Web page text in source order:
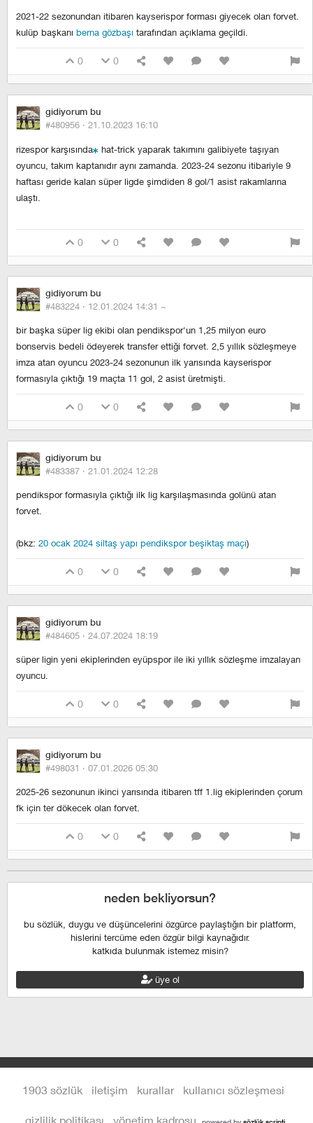
2021-22 sezonundan itibaren kayserispor forması giyecek olan forvet.
kulüp başkanı berna gözbaşı tarafından açıklama geçildi.
0 0
gidiyorum bu
#480956 · 21.10.2023 16:10
rizespor karşısında
hat-trick yaparak takımını galibiyete taşıyan
oyuncu, takım kaptanıdır aynı zamanda. 2023-24 sezonu itibariyle 9
haftası geride kalan süper ligde şimdiden 8 gol/1 asist rakamlarına
ulaştı.
0 0
gidiyorum bu
#483224 · 12.01.2024 14:31 ~
bir başka süper lig ekibi olan pendikspor'un 1,25 milyon euro
bonservis bedeli ödeyerek transfer ettiği forvet. 2,5 yıllık sözleşmeye
imza atan oyuncu 2023-24 sezonunun ilk yarısında kayserispor
formasıyla çıktığı 19 maçta 11 gol, 2 asist üretmişti.
0 0
gidiyorum bu
#483387 · 21.01.2024 12:28
pendikspor formasıyla çıktığı ilk lig karşılaşmasında golünü atan
forvet.
(bkz: 20 ocak 2024 siltaş yapı pendikspor beşiktaş maçı)
0 0
gidiyorum bu
#484605 · 24.07.2024 18:19
süper ligin yeni ekiplerinden eyüpspor ile iki yıllık sözleşme imzalayan
oyuncu.
0 0
gidiyorum bu
#498031 · 07.01.2026 05:30
2025-26 sezonunun ikinci yarısında itibaren tff 1.lig ekiplerinden çorum
fk için ter dökecek olan forvet.
0 0
neden bekliyorsun?
bu sözlük, duygu ve düşüncelerini özgürce paylaştığın bir platform,
hislerini tercüme eden özgür bilgi kaynağıdır.
katkıda bulunmak istemez misin?
üye ol
1903 sözlük iletişim kurallar kullanıcı sözleşmesi
gizlilik politikası yönetim kadrosu